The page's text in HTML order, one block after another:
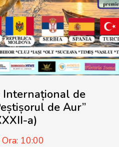
Internațional de
de Aur”
a)
10:00